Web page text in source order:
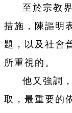
至於宗教
措施，陳謳明
題，以及社會
所重視的。
他又強調
取，最重要的